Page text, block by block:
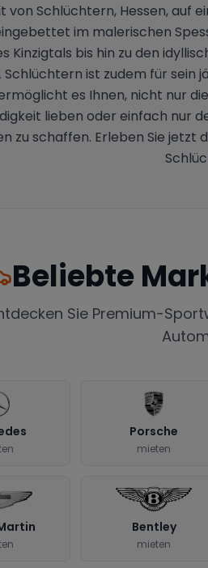
Schlüchtern, Hessen, auf
im malerischen
Kinzigtals bis hin zu den
ist zudem für
es Ihnen, nicht nur
lieben oder einfach
zu schaffen. Erleben Sie
Beliebte
Sie Premium-
Porsche
mieten
Bentley
mieten